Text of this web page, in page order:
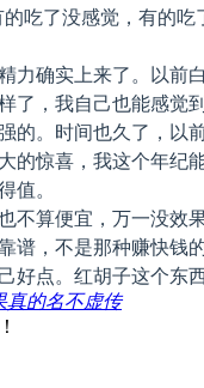
吃了没感觉，有的
确实上来了。以
，我自己也能感觉到
。时间也久了，
惊喜，我这个年纪
。
算便宜，万一没
，不是那种赚快钱的
点。红胡子这个东
真的名不虚传